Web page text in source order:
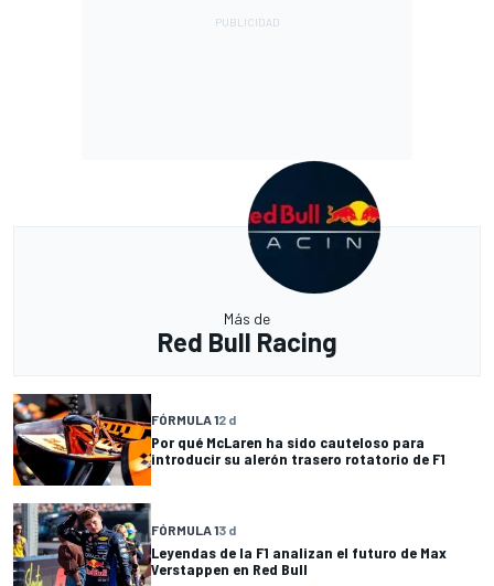
Más de
Red Bull Racing
FÓRMULA 12 d
Por qué McLaren ha sido cauteloso para
introducir su alerón trasero rotatorio de F1
FÓRMULA 13 d
Leyendas de la F1 analizan el futuro de Max
Verstappen en Red Bull